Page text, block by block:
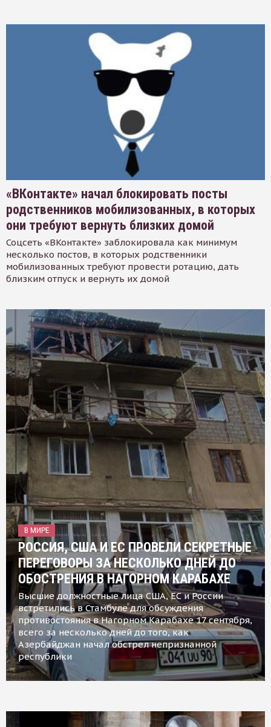
«ВКонтакте» начал блокировать посты
родственников мобилизованных, в которых
они требуют вернуть близких домой
Соцсеть «ВКонтакте» заблокировала как минимум
несколько постов, в которых родственники
мобилизованных требуют провести ротацию, дать
близким отпуск и вернуть их домой
В МИРЕ
РОССИЯ, США И ЕС ПРОВЕЛИ СЕКРЕТНЫЕ
ПЕРЕГОВОРЫ ЗА НЕСКОЛЬКО ДНЕЙ ДО
ОБОСТРЕНИЯ В НАГОРНОМ КАРАБАХЕ
Высшие должностные лица США, ЕС и России
встретились в Стамбуле для обсуждения
противостояния в Нагорном Карабахе 17 сентября,
всего за несколько дней до того, как
Азербайджан начал обстрел непризнанной
республики